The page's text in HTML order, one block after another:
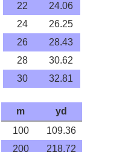
22
24.06
24
26.25
26
28.43
28
30.62
30
32.81
m
yd
100
109.36
200
218.72